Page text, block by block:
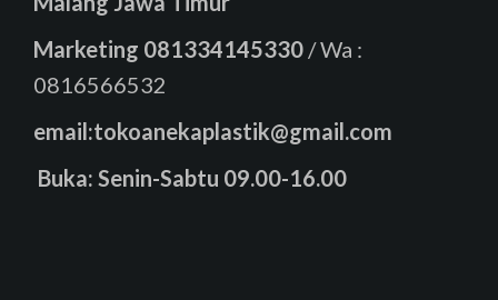
Marketing 081334145330 / Wa :
0816566532
email:tokoanekaplastik@gmail.com
Buka: Senin-Sabtu 09.00-16.00